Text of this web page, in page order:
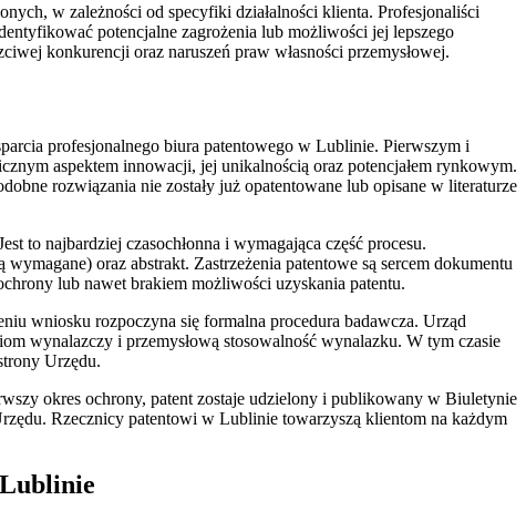
w zależności od specyfiki działalności klienta. Profesjonaliści
potencjalne zagrożenia lub możliwości jej lepszego
konkurencji oraz naruszeń praw własności przemysłowej.
profesjonalnego biura patentowego w Lublinie. Pierwszym i
aspektem innowacji, jej unikalnością oraz potencjałem rynkowym.
rozwiązania nie zostały już opatentowane lub opisane w literaturze
to najbardziej czasochłonna i wymagająca część procesu.
oraz abstrakt. Zastrzeżenia patentowe są sercem dokumentu
lub nawet brakiem możliwości uzyskania patentu.
wniosku rozpoczyna się formalna procedura badawcza. Urząd
wynalazczy i przemysłową stosowalność wynalazku. W tym czasie
Urzędu.
okres ochrony, patent zostaje udzielony i publikowany w Biuletynie
Rzecznicy patentowi w Lublinie towarzyszą klientom na każdym